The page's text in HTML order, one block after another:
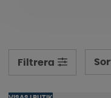
generösa
Hos
välkända
familjetält för 2
Filtrera